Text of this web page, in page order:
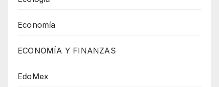
Economía
ECONOMÍA Y FINANZAS
EdoMex